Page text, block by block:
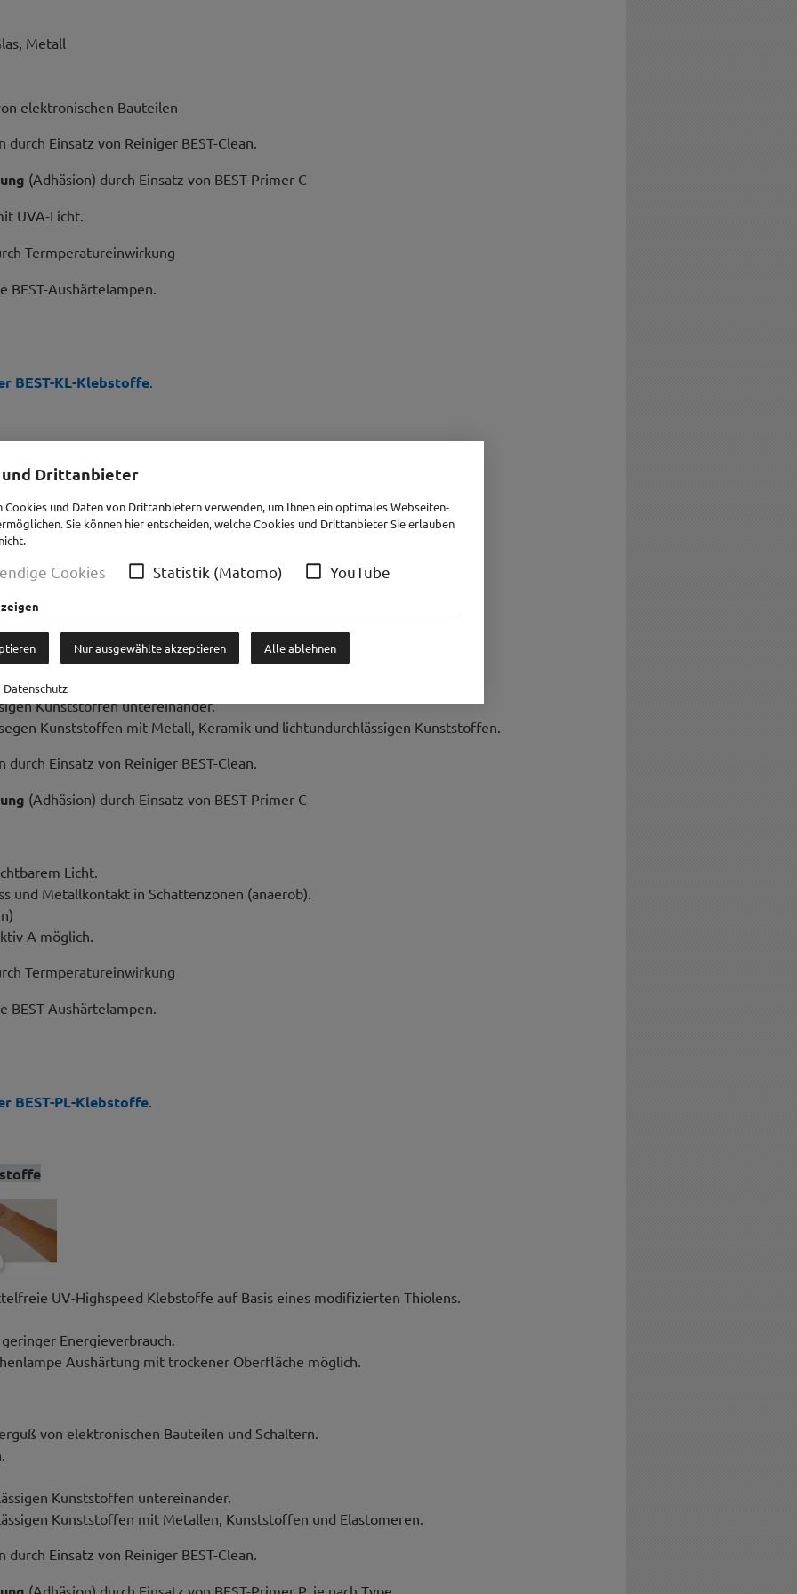
und Drittanbieter
Cookies und Daten von Drittanbietern verwenden, um Ihnen ein optimales Webseiten-
Sie können hier entscheiden, welche Cookies und Drittanbieter Sie erlauben
Cookies Statistik (Matomo) YouTube
Nur ausgewählte akzeptieren Alle ablehnen
Datenschutz
Metall
elektronischen Bauteilen
Einsatz von Reiniger BEST-Clean.
(Adhäsion) durch Einsatz von BEST-Primer C
UVA-Licht.
Termperatureinwirkung
Aushärtelampen.
BEST-KL-Klebstoffe
Lichthärtende Klebstoffe auf Acrylatbasis.
Kunststoffen untereinander.
Kunststoffen mit Metall, Keramik und lichtundurchlässigen Kunststoffen.
Einsatz von Reiniger BEST-Clean.
(Adhäsion) durch Einsatz von BEST-Primer C
Licht.
und Metallkontakt in Schattenzonen (anaerob).
A möglich.
Termperatureinwirkung
Aushärtelampen.
BEST-PL-Klebstoffe
UV-Highspeed Klebstoffe auf Basis eines modifizierten Thiolens.
Energieverbrauch.
Aushärtung mit trockener Oberfläche möglich.
von elektronischen Bauteilen und Schaltern.
Kunststoffen untereinander.
Kunststoffen mit Metallen, Kunststoffen und Elastomeren.
Einsatz von Reiniger BEST-Clean.
(Adhäsion) durch Einsatz von BEST-Primer P, je nach Type.